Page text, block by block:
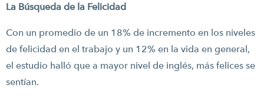
La Búsqueda de la Felicidad
Con un promedio de un 18% de incremento en los niveles
de felicidad en el trabajo y un 12% en la vida en general,
el estudio halló que a mayor nivel de inglés, más felices se
sentían.